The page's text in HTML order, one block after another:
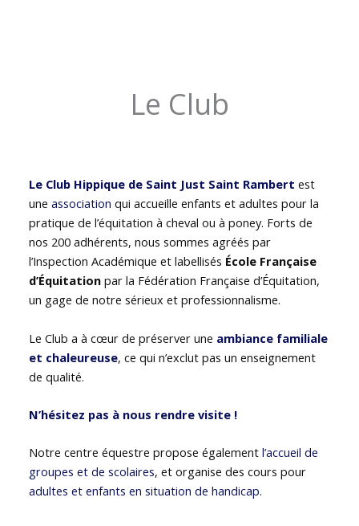
Le Club
Le Club Hippique de Saint Just Saint Rambert est
uneassociation qui accueille enfants et adultes pour la
pratique de l’équitation à cheval ou à poney. Forts de
nos 200 adhérents, nous sommes agréés par
l’Inspection Académique et labellisés École Française
d’Équitation par la Fédération Française d’Équitation,
un gage de notre sérieux et professionnalisme.
Le Club a à cœur de préserver une ambiance familiale
et chaleureuse, ce qui n’exclut pas un enseignement
de qualité.
N’hésitez pas à nous rendre visite !
Notre centre équestre propose égalementl’accueil de
groupes et de scolaires, et organise des cours pour
adultes et enfants en situation de handicap.